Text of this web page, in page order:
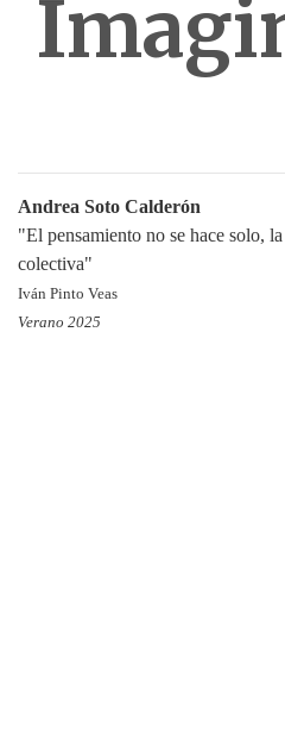
Andrea Soto Calderón
"El pensamiento no se hace solo,
colectiva"
Iván Pinto Veas
Verano 2025